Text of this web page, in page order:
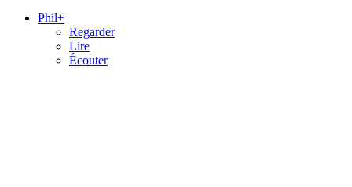
Phil+
Regarder
Lire
Écouter